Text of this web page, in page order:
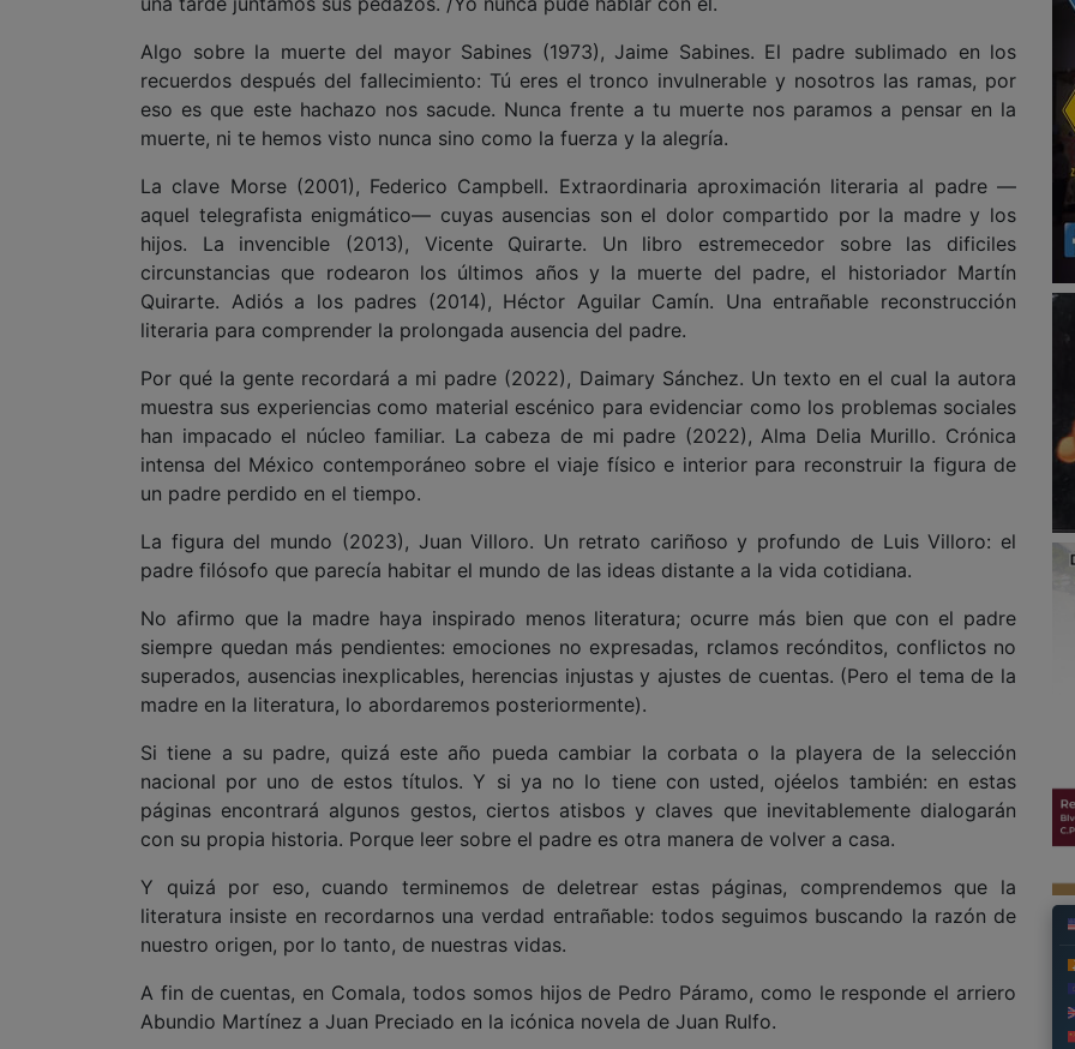
Algo sobre la muerte del mayor Sabines (1973), Jaime Sabines. El padre sublimado en los
recuerdos después del fallecimiento: Tú eres el tronco invulnerable y nosotros las ramas, por
eso es que este hachazo nos sacude. Nunca frente a tu muerte nos paramos a pensar en la
muerte, ni te hemos visto nunca sino como la fuerza y la alegría.
La clave Morse (2001), Federico Campbell. Extraordinaria aproximación literaria al padre —
aquel telegrafista enigmático— cuyas ausencias son el dolor compartido por la madre y los
hijos. La invencible (2013), Vicente Quirarte. Un libro estremecedor sobre las dificiles
circunstancias que rodearon los últimos años y la muerte del padre, el historiador Martín
Quirarte. Adiós a los padres (2014), Héctor Aguilar Camín. Una entrañable reconstrucción
literaria para comprender la prolongada ausencia del padre.
Por qué la gente recordará a mi padre (2022), Daimary Sánchez. Un texto en el cual la autora
muestra sus experiencias como material escénico para evidenciar como los problemas sociales
han impacado el núcleo familiar. La cabeza de mi padre (2022), Alma Delia Murillo. Crónica
intensa del México contemporáneo sobre el viaje físico e interior para reconstruir la figura de
un padre perdido en el tiempo.
La figura del mundo (2023), Juan Villoro. Un retrato cariñoso y profundo de Luis Villoro: el
padre filósofo que parecía habitar el mundo de las ideas distante a la vida cotidiana.
No afirmo que la madre haya inspirado menos literatura; ocurre más bien que con el padre
siempre quedan más pendientes: emociones no expresadas, rclamos recónditos, conflictos no
superados, ausencias inexplicables, herencias injustas y ajustes de cuentas. (Pero el tema de la
madre en la literatura, lo abordaremos posteriormente).
Si tiene a su padre, quizá este año pueda cambiar la corbata o la playera de la selección
nacional por uno de estos títulos. Y si ya no lo tiene con usted, ojéelos también: en estas
páginas encontrará algunos gestos, ciertos atisbos y claves que inevitablemente dialogarán
con su propia historia. Porque leer sobre el padre es otra manera de volver a casa.
Y quizá por eso, cuando terminemos de deletrear estas páginas, comprendemos que la
literatura insiste en recordarnos una verdad entrañable: todos seguimos buscando la razón de
nuestro origen, por lo tanto, de nuestras vidas.
A fin de cuentas, en Comala, todos somos hijos de Pedro Páramo, como le responde el arriero
Abundio Martínez a Juan Preciado en la icónica novela de Juan Rulfo.